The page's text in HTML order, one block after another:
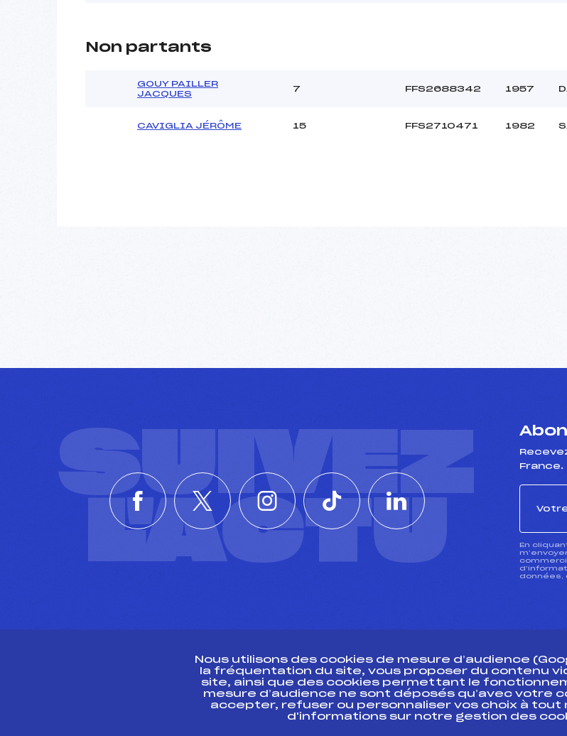
Non partants
GOUY PAILLER
JACQUES
7 FFS2688342 1957
CAVIGLIA JÉRÔME 15 FFS2710471 1982
SUIVEZ
L'ACTU
France.
En
données,
Ressources
Pass’Neige
Projet sportif fédéral
Nous utilisons des cookies de mesure d’audience
la fréquentation du site, vous proposer du contenu
site, ainsi que des cookies permettant le
mesure d’audience ne sont déposés qu’avec votre
accepter, refuser ou personnaliser vos choix à tout
d'informations sur notre gestion des